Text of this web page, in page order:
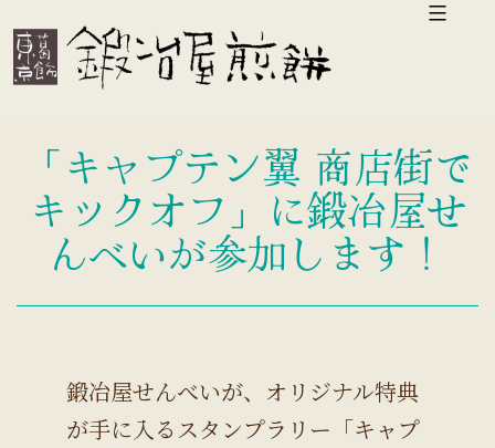
ン
テ
「キャプテン翼 商店街で
キックオフ」に鍛冶屋せ
んべいが参加します！
鍛冶屋せんべいが、オリジナル特典
が手に入るスタンプラリー「キャプ